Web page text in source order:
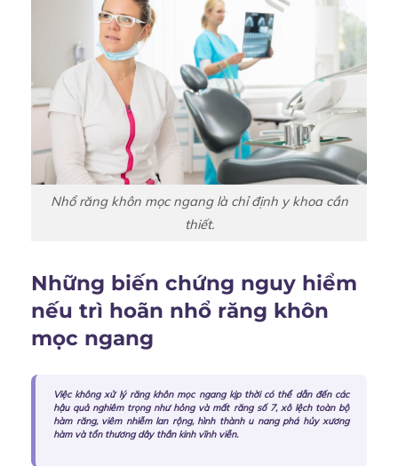
Nhổ răng khôn mọc ngang là chỉ định y khoa cần
thiết.
Những biến chứng nguy hiểm
nếu trì hoãn nhổ răng khôn
mọc ngang
Việc không xử lý răng khôn mọc ngang kịp thời có thể dẫn đến các
hậu quả nghiêm trọng như hỏng và mất răng số 7, xô lệch toàn bộ
hàm răng, viêm nhiễm lan rộng, hình thành u nang phá hủy xương
hàm và tổn thương dây thần kinh vĩnh viễn.